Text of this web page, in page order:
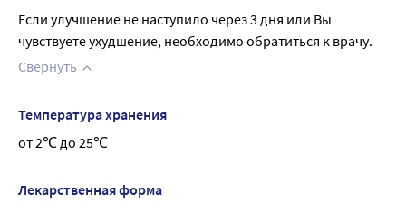
Если улучшение не наступило через 3 дня или Вы
чувствуете ухудшение, необходимо обратиться к врачу.
Свернуть
Температура хранения
от 2℃ до 25℃
Лекарственная форма